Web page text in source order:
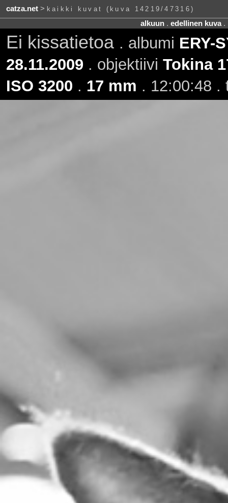
catza.net> kaikki kuvat (kuva 14219/47316)
alkuun. edellinen kuva.
Ei kissatietoa . albumi ERY-
28.11.2009 . objektiivi Tokina
ISO 3200 . 17 mm . 12:00:48 .